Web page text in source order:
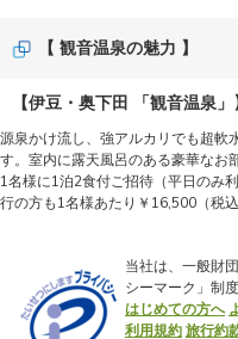
【 観音温泉の魅力 】
【伊豆・奥下田 「観音温泉」】
源泉かけ流し、強アルカリでも超軟
す。室内に露天風呂のある豪華なお
1名様に1泊2食付ご招待（平日のみ
行の方も1名様あたり￥16,500（税
当社は、一般財
シーマーク」制
はじめての方へ
利用規約旅行約